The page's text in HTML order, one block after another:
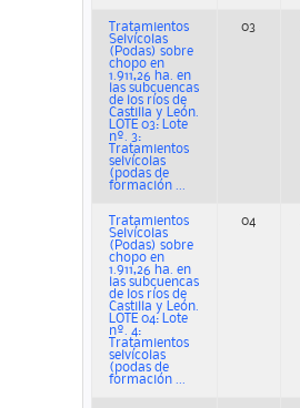
Tratamientos
Selvícolas
(Podas) sobre
chopo en
1.911,26 ha. en
las subcuencas
de los ríos de
Castilla y León.
LOTE 03: Lote
nº. 3:
Tratamientos
selvícolas
(podas de
formación ...
03
Tratamientos
Selvícolas
(Podas) sobre
chopo en
1.911,26 ha. en
las subcuencas
de los ríos de
Castilla y León.
LOTE 04: Lote
nº. 4:
Tratamientos
selvícolas
(podas de
formación ...
04